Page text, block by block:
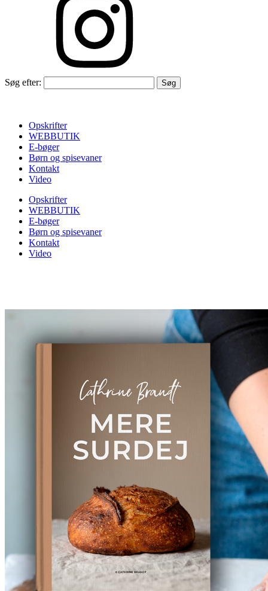
Søg efter:
Opskrifter
WEBBUTIK
E-bøger
Børn og spisevaner
Kontakt
Video
Opskrifter
WEBBUTIK
E-bøger
Børn og spisevaner
Kontakt
Video